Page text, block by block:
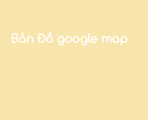
Bản Đồ google map